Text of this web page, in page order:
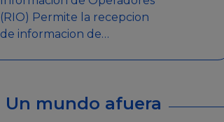
(RIO) Permite la recepcion
de informacion de
significativos, entre otros.
Un mundo afuera